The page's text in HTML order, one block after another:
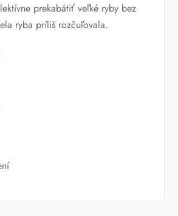
prekabátiť veľké ryby bez
ryba príliš rozčuľovala.